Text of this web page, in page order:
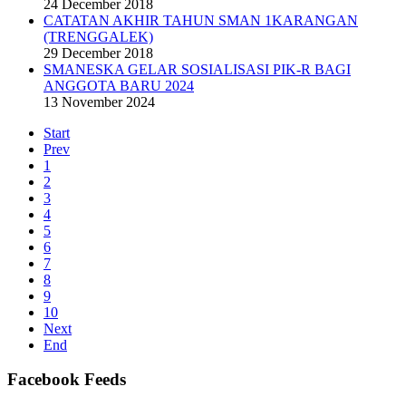
24 December 2018
CATATAN AKHIR TAHUN SMAN 1KARANGAN
(TRENGGALEK)
29 December 2018
SMANESKA GELAR SOSIALISASI PIK-R BAGI
ANGGOTA BARU 2024
13 November 2024
Start
Prev
1
2
3
4
5
6
7
8
9
10
Next
End
Facebook Feeds